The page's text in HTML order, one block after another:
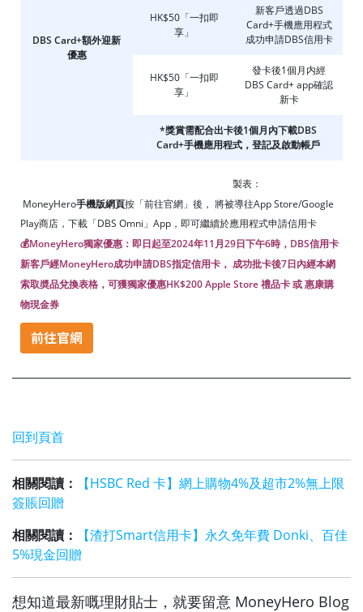
DBS Card+額外迎新
優惠
HK$50「一扣即
享」
新客戶透過DBS
Card+手機應用程式
成功申請DBS信用卡
HK$50「一扣即
享」
發卡後1個月内經
DBS Card+ app確認
新卡
*獎賞需配合出卡後1個月內下載DBS
Card+手機應用程式，登記及啟動帳戶
MoneyHero手機版網頁按「前往官網」後， 將被導往App Store/Google
Play商店，下載「DBS Omni」App，即可繼續於應用程式申請信用卡
💰MoneyHero獨家優惠： 即日起至2024年11月29日下午6時，DBS信用卡
新客戶經MoneyHero成功申請DBS指定信用卡， 成功批卡後7日內經本網
索取奬品兌換表格，可獲獨家優惠HK$200 Apple Store 禮品卡 或 惠康購
物現金券
回到頁首
相關閱讀：
【HSBC Red 卡】網上購物4%及超市2%無上限
簽賬回贈
相關閱讀：
【渣打Smart信用卡】永久免年費 Donki、百佳
5%現金回贈
想知道最新嘅理財貼士，就要留意 MoneyHero Blog